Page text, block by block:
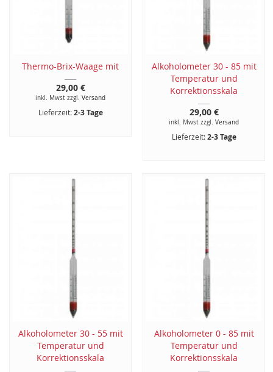
Thermo-Brix-Waage mit
29,00 €
inkl. Mwst zzgl. Versand
Lieferzeit:2-3 Tage
Alkoholometer 30 - 85 mit
Temperatur und
Korrektionsskala
29,00 €
inkl. Mwst zzgl. Versand
Lieferzeit:2-3 Tage
Alkoholometer 30 - 55 mit
Temperatur und
Korrektionsskala
Alkoholometer 0 - 85 mit
Temperatur und
Korrektionsskala